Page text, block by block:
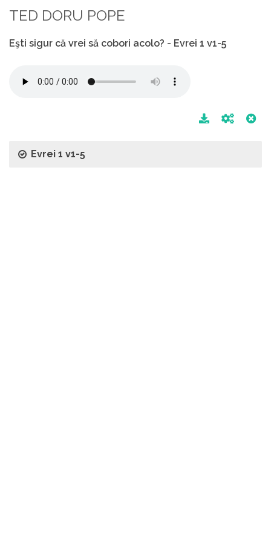
TED DORU POPE
Eşti sigur că vrei să cobori acolo? - Evrei 1 v1-5
Evrei 1 v1-5